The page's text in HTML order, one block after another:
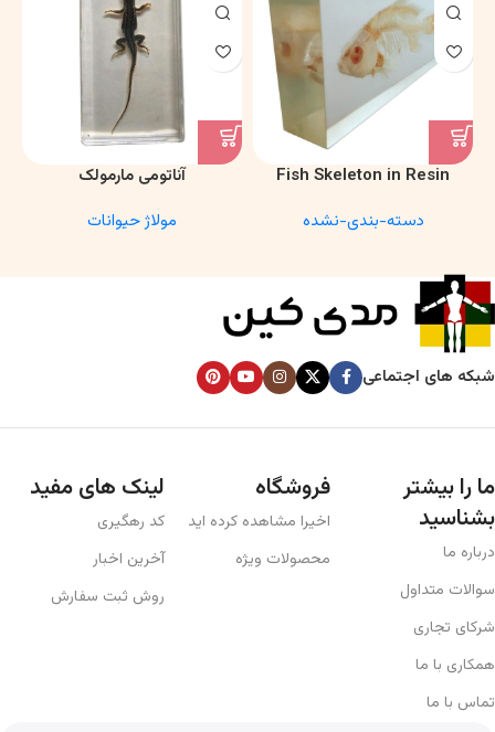
Fish Skeleton in Resin
Anatomy Specimen
دسته-بندی-نشده
آناتومی مارمولک
مولاژ حیوانات
شبکه های اجتماعی
ما را بیشتر
بشناسید
درباره ما
سوالات متداول
شرکای تجاری
همکاری با ما
تماس با ما
فروشگاه
اخیرا مشاهده کرده اید
محصولات ویژه
لینک های مفید
کد رهگیری
آخرین اخبار
روش ثبت سفارش